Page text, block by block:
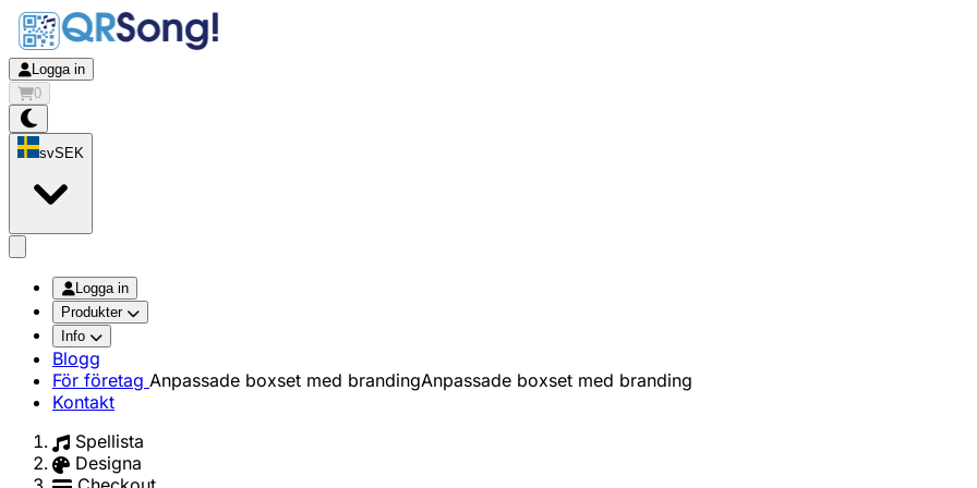
Logga in
0
svSEK
Logga in
Produkter
Info
Blogg
För företag Anpassade boxset med brandingAnpassade boxset med branding
Kontakt
Spellista
Designa